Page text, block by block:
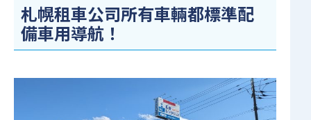
札幌租車公司所有車輛都標準配
備車用導航！